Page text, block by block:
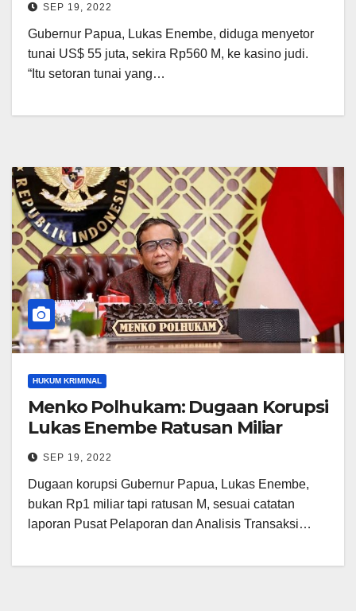
SEP 19, 2022
Gubernur Papua, Lukas Enembe, diduga menyetor
tunai US$ 55 juta, sekira Rp560 M, ke kasino judi.
“Itu setoran tunai yang…
HUKUM KRIMINAL
Menko Polhukam: Dugaan Korupsi
Lukas Enembe Ratusan Miliar
SEP 19, 2022
Dugaan korupsi Gubernur Papua, Lukas Enembe,
bukan Rp1 miliar tapi ratusan M, sesuai catatan
laporan Pusat Pelaporan dan Analisis Transaksi…